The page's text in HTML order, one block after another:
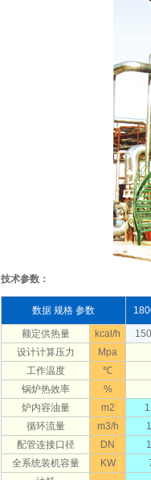
技术参数：
数据 规格 参数
额定供热量 kcal/h
设计计算压力
Mpa
工作温度
℃
锅炉热效率
%
炉内容油量
m2
循环流量
m3/h
配管连接口径
DN
全系统装机容量
KW